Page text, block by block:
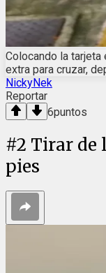
Colocando la
extra para cruzar,
NickyNek
Reportar
6puntos
#2 Tirar de
pies